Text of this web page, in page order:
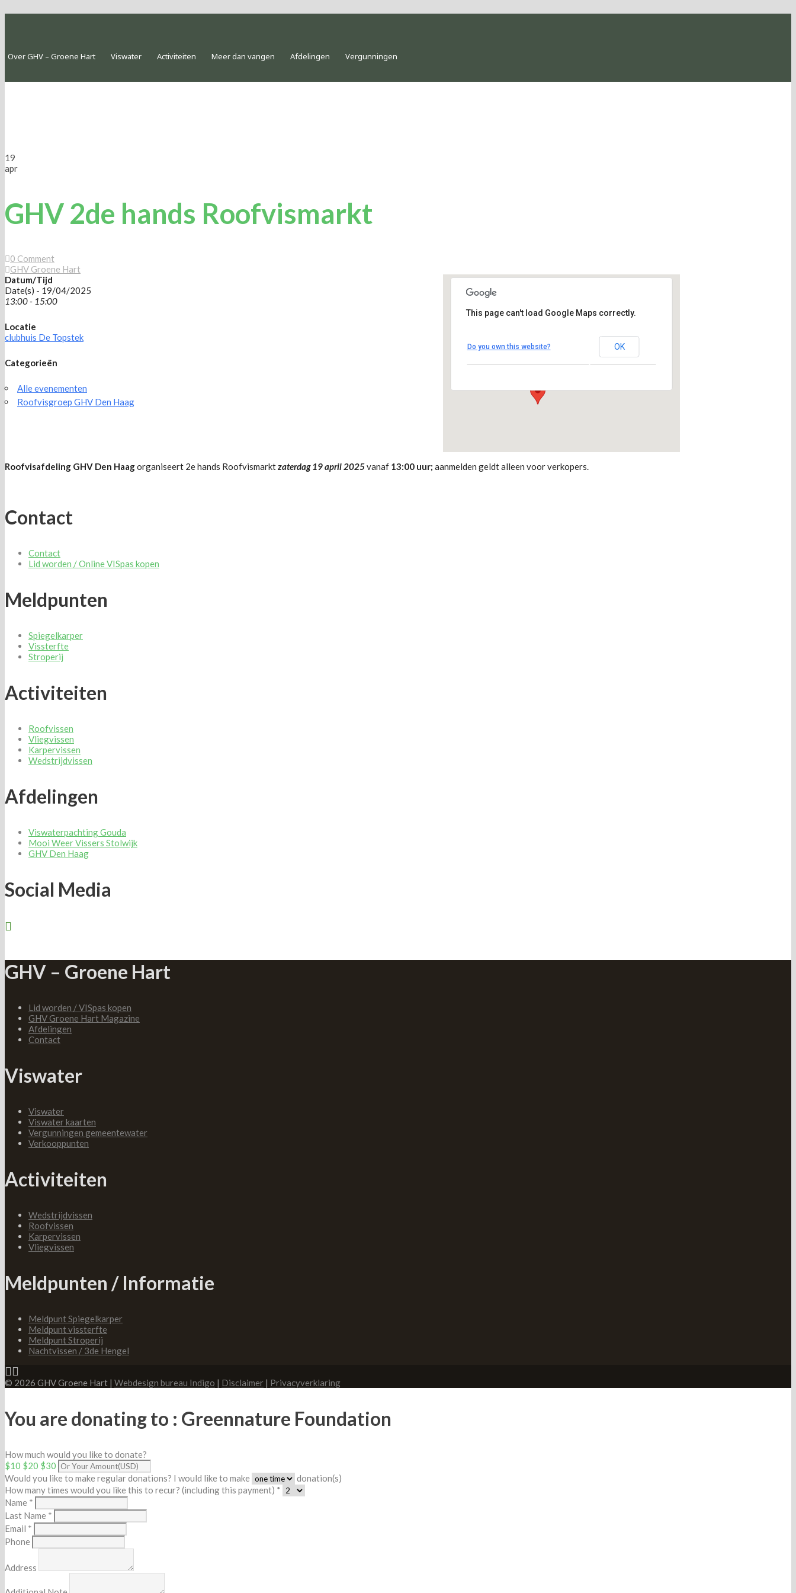
Over GHV – Groene Hart Viswater Activiteiten Meer dan vangen Afdelingen Vergunningen
19
apr
GHV 2de hands Roofvismarkt
0 Comment
GHV Groene Hart
Evenementen
This page can't load Google Maps correctly.
Do you own this website? OK
Datum/Tijd
Date(s) - 19/04/2025
13:00 - 15:00
Locatie
clubhuis De Topstek
Categorieën
Alle evenementen
Roofvisgroep GHV Den Haag
Roofvisafdeling GHV Den Haagorganiseert 2e hands Roofvismarktzaterdag 19 april 2025vanaf 13:00 uur; aanmelden geldt alleen voor verkopers.
Contact
Contact
Lid worden / Online VISpas kopen
Meldpunten
Spiegelkarper
Vissterfte
Stroperij
Activiteiten
Roofvissen
Vliegvissen
Karpervissen
Wedstrijdvissen
Afdelingen
Viswaterpachting Gouda
Mooi Weer Vissers Stolwijk
GHV Den Haag
Social Media
GHV – Groene Hart
Lid worden / VISpas kopen
GHV Groene Hart Magazine
Afdelingen
Contact
Viswater
Viswater
Viswater kaarten
Vergunningen gemeentewater
Verkooppunten
Activiteiten
Wedstrijdvissen
Roofvissen
Karpervissen
Vliegvissen
Meldpunten / Informatie
Meldpunt Spiegelkarper
Meldpunt vissterfte
Meldpunt Stroperij
Nachtvissen / 3de Hengel
© 2026 GHV Groene Hart | Webdesign bureau Indigo | Disclaimer | Privacyverklaring
You are donating to : Greennature Foundation
How much would you like to donate?
$10 $20 $30
Would you like to make regular donations? I would like to make
donation(s)
How many times would you like this to recur? (including this payment) *
Name *
Last Name *
Email *
Phone
Address